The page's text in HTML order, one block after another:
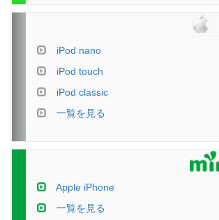
iPod nano
iPod touch
iPod classic
一覧を見る
Apple iPhone
一覧を見る